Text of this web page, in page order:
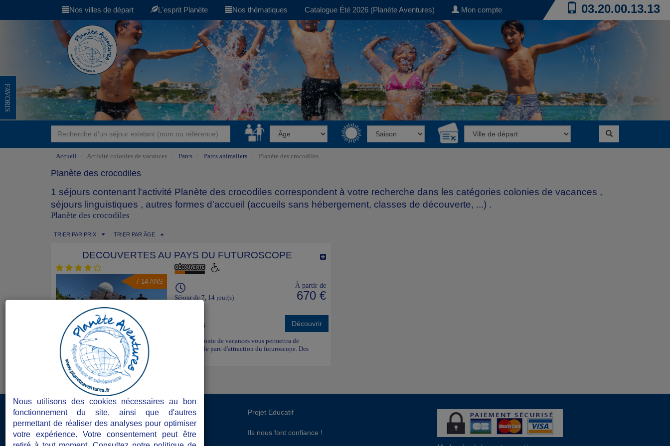
Nos villes de départ L'esprit Planète Nos thématiques Catalogue Été 2026 (Planète Aventures) Mon compte 03.20.00.13.13
FAVORIS
Accueil Activité colonies de vacances Parcs Parcs animaliers Planète des crocodiles
Planète des crocodiles
1 séjours contenant l'activité Planète des crocodiles correspondent à votre recherche dans les catégories colonies de vacances ,
séjours linguistiques , autres formes d'accueil (accueils sans hébergement, classes de découverte, ...) .
Planète des crocodiles
TRIER PAR PRIX TRIER PAR ÂGE
DECOUVERTES AU PAYS DU FUTUROSCOPE
7-14 ANS
Séjour de 7, 14 jour(s)
Vienne - 86
À partir de
670 €
Découvrir
Séjours en 7, 14 ou 21 jours en juillet et août. Cette colonie de vacances vous permettra de
découvrir la région de Poitiers et plus particulierement le parc d'attraction du futuroscope. Des
visites et excursions seront aussi proposées. 2.15.1.0
Accès Directeurs de séjours
Les atouts de Planète Aventures
Projet Educatif
Ils nous font confiance !
Nous utilisons des cookies nécessaires au bon
fonctionnement du site, ainsi que d'autres
permettant de réaliser des analyses pour optimiser
votre expérience. Votre consentement peut être